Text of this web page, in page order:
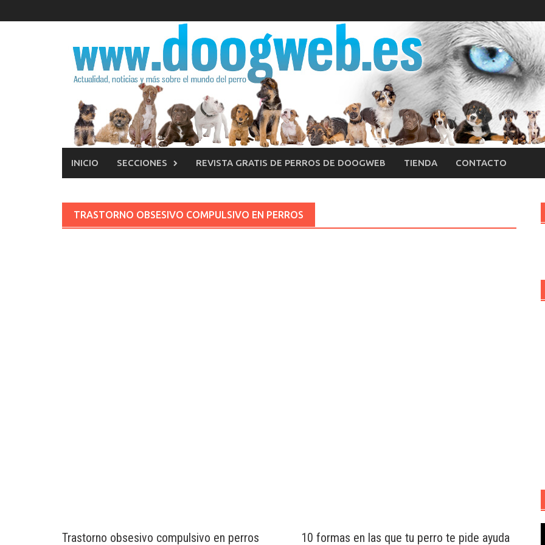
al
INICIO SECCIONES REVISTA GRATIS DE PERROS DE DOOGWEB TIENDA CONTACTO
TRASTORNO OBSESIVO COMPULSIVO EN PERROS
Trastorno obsesivo compulsivo en perros 10 formas en las que tu perro te pide ayuda